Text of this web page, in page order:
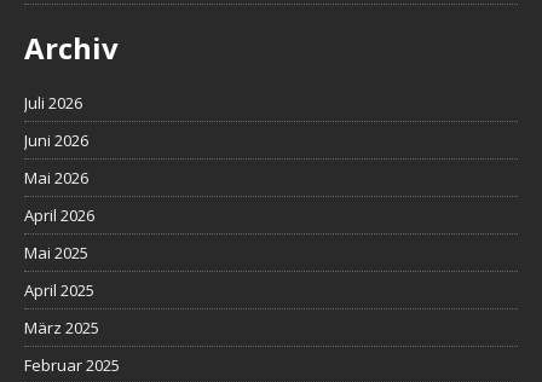
Archiv
Juli 2026
Juni 2026
Mai 2026
April 2026
Mai 2025
April 2025
März 2025
Februar 2025